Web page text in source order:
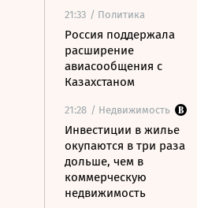
21:33 / Политика
Россия поддержала
расширение
авиасообщения с
Казахстаном
21:28 / Недвижимость
Инвестиции в жилье
окупаются в три раза
дольше, чем в
коммерческую
недвижимость